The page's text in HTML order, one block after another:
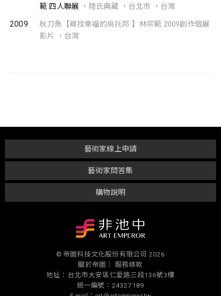
範 四人聯展 ，陸氏典藏 ，台北市 ，台灣
2009
秋刀魚【尋找幸福的烏托邦 】林宗範 2009創作個展
影片 ，台灣
購物說明
藝術家問答集
藝術家線上申請
© 帝圖科技文化股份有限公司 2026
關於帝圖｜
服務條款
地址：台北市大安區仁愛路三段136號3樓
統一編號：24327189